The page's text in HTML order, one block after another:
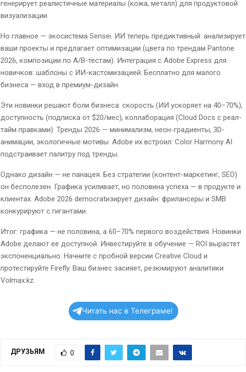
генерирует реалистичные материалы (кожа, металл) для продуктовой
визуализации.
Но главное — экосистема Sensei. ИИ теперь предиктивный: анализирует
ваши проекты и предлагает оптимизации (цвета по трендам Pantone
2026, композиции по A/B-тестам). Интеграция с Adobe Express для
новичков: шаблоны с ИИ-кастомизацией. Бесплатно для малого
бизнеса — вход в премиум-дизайн.
Эти новинки решают боли бизнеса: скорость (ИИ ускоряет на 40–70%),
доступность (подписка от $20/мес), коллаборация (Cloud Docs с реал-
тайм правками). Тренды 2026 — минимализм, неон-градиенты, 3D-
анимации, экологичные мотивы. Adobe их встроил: Color Harmony AI
подстраивает палитру под тренды.
Однако дизайн — не панацея. Без стратегии (контент-маркетинг, SEO)
он бесполезен. Графика усиливает, но половина успеха — в продукте и
клиентах. Adobe 2026 democratизирует дизайн: фрилансеры и SMB
конкурируют с гигантами.
Итог: графика — не половина, а 60–70% первого воздействия. Новинки
Adobe делают ее доступной. Инвестируйте в обучение — ROI вырастет
экспоненциально. Начните с пробной версии Creative Cloud и
протестируйте Firefly. Ваш бизнес засияет, резюмируют аналитики
Volmax.kz.
Читать нас в Телеграме!
ДРУЗЬЯМ 0